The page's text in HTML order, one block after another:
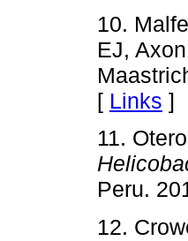
10.
EJ,
[ Links ]
11.
Peru.
12.